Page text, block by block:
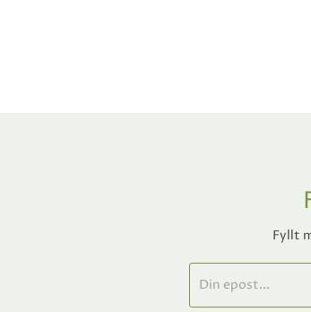
Fyllt